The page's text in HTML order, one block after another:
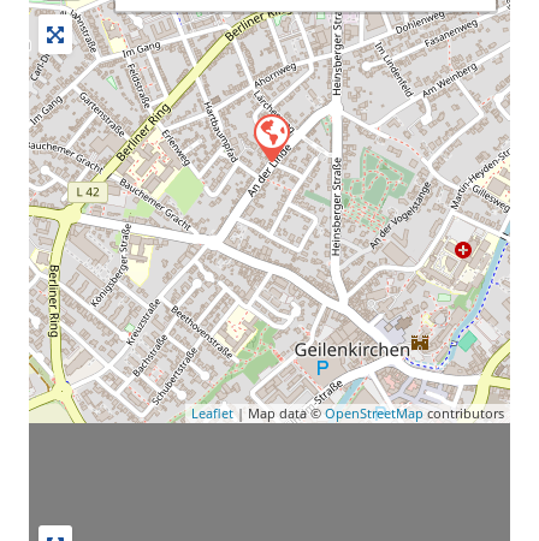
Leaflet| Map data © OpenStreetMap contributors